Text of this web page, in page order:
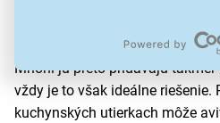
statickú elektrinu,najmä pri
Mnohí ju preto pridávajú takmer
vždy je to však ideálne riešenie.
kuchynských utierkach môže